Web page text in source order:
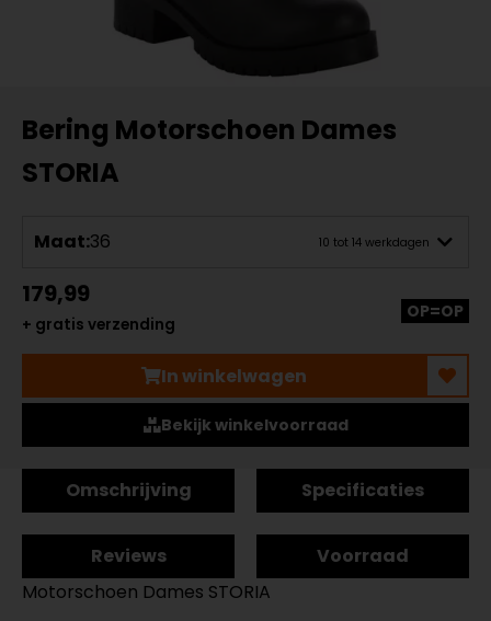
Bering Motorschoen Dames
STORIA
Maat:36 10 tot 14 werkdagen
179,99
+ gratis verzending
OP=OP
In winkelwagen
Bekijk winkelvoorraad
Omschrijving Specificaties
Reviews
Voorraad
Motorschoen Dames STORIA